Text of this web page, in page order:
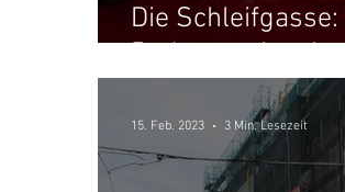
Die
15. Feb. 2023 3 Min. Lesezeit